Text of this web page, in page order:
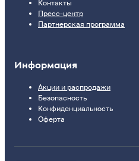
Контакты
Пресс-центр
Партнерская программа
Информация
Акции и распродажи
Безопасность
Конфиденциальность
Оферта